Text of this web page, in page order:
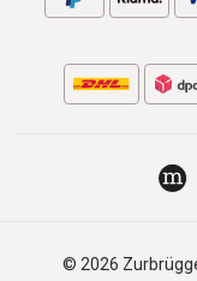
© 2026